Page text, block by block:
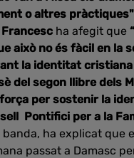
o altres pràctiques"
Francesc ha afegit que
això no és fàcil en la
la identitat cristiana
del segon llibre dels
per sostenir la
Pontifici per a la
banda, ha explicat que
passat a Damasc